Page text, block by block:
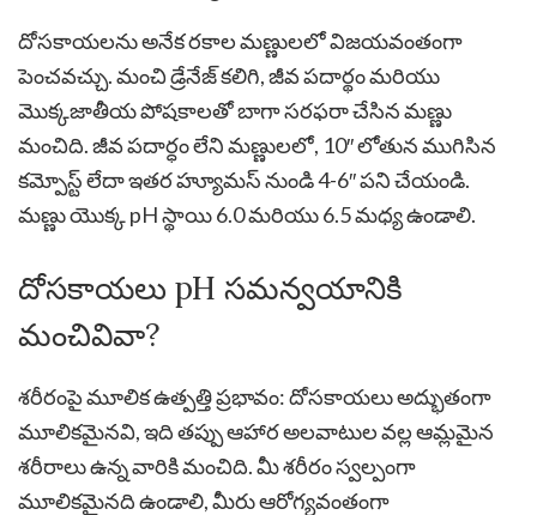
దోసకాయలను అనేక రకాల మణ్ణులలో విజయవంతంగా
పెంచవచ్చు. మంచి డ్రేనేజ్ కలిగి, జీవ పదార్థం మరియు
మొక్కజాతీయ పోషకాలతో బాగా సరఫరా చేసిన మణ్ణు
మంచిది. జీవ పదార్ధం లేని మణ్ణులలో, 10″ లోతున ముగిసిన
కమ్పోస్ట్ లేదా ఇతర హ్యూమస్ నుండి 4-6″ పని చేయండి.
మణ్ణు యొక్క pH స్థాయి 6.0 మరియు 6.5 మధ్య ఉండాలి.
దోసకాయలు pH సమన్వయానికి
మంచివివా?
శరీరంపై మూలిక ఉత్పత్తి ప్రభావం: దోసకాయలు అద్భుతంగా
మూలికమైనవి, ఇది తప్పు ఆహార అలవాటుల వల్ల ఆమ్లమైన
శరీరాలు ఉన్న వారికి మంచిది. మీ శరీరం స్వల్పంగా
మూలికమైనది ఉండాలి, మీరు ఆరోగ్యవంతంగా